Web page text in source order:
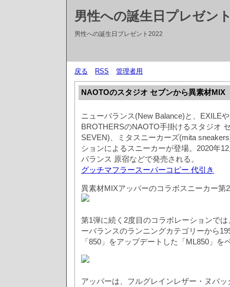
男性への誕生日プレゼン
男性への誕生日プレゼント2022
戻る RSS 管理者用
NAOTOのスタジオ セブンから異素材MIX
ニューバランス(New Balance)と、EXILE
BROTHERSのNAOTO手掛けるスタジオ
SEVEN)、ミタスニーカーズ(mita
ションによるスニーカーが登場。2020年
バランス 原宿などで発売される。
グッチマフラースーパーコピー 代引き
異素材MIXアッパーのコラボスニーカー第
第1弾に続く2度目のコラボレーションで
ーバランスのランニングカテゴリーから
「850」をアップデートした「ML850」を
アッパーは、フルグレインレザー・ヌバ